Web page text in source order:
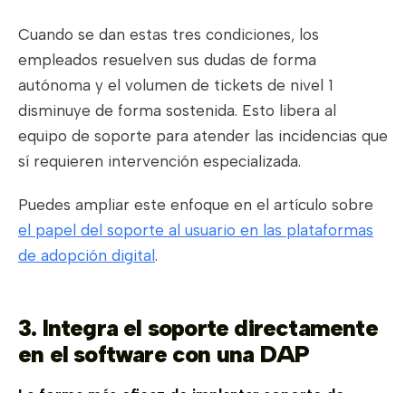
Cuando se dan estas tres condiciones, los
empleados resuelven sus dudas de forma
autónoma y el volumen de tickets de nivel 1
disminuye de forma sostenida. Esto libera al
equipo de soporte para atender las incidencias que
sí requieren intervención especializada.
Puedes ampliar este enfoque en el artículo sobre
el papel del soporte al usuario en las plataformas
de adopción digital .
3. Integra el soporte directamente
en el software con una DAP